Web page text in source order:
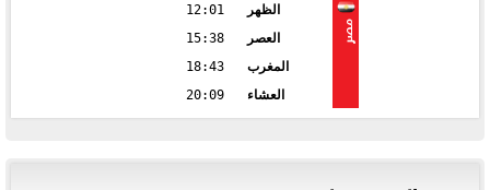
مصر
الظهر
12:01
العصر
15:38
المغرب
18:43
العشاء
20:09